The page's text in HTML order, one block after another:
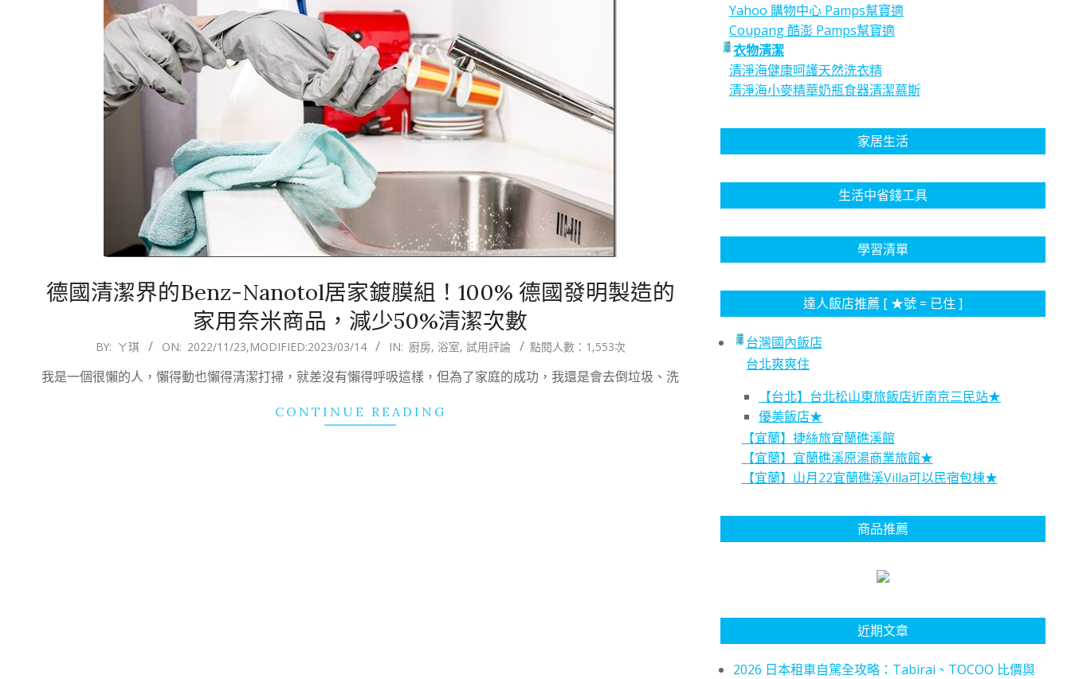
德國清潔界的Benz-Nanotol居家鍍膜組！100% 德國發明製造的
家用奈米商品，減少50%清潔次數
23
BY: ㄚ琪 ON: 2022/11/23,MODIFIED:2023/03/14 IN: 廚房, 浴室, 試用評論 點閱人數：1,553次
我是一個很懶的人，懶得動也懶得清潔打掃，就差沒有懶得呼吸這樣，但為了家庭的成功，我還是會去倒垃圾、洗
CONTINUE READING
Yahoo 購物中心 Pamps幫寶適
Coupang 酷澎 Pamps幫寶適
衣物清潔
清淨海健康呵護天然洗衣精
清淨海小麥精華奶瓶食器清潔慕斯
家居生活
生活中省錢工具
學習清單
達人飯店推薦 [ ★號 = 已住 ]
台灣國內飯店
台北爽爽住
【台北】台北松山東旅飯店近南京三民站★
優美飯店★
【宜蘭】捷絲旅宜蘭礁溪館
【宜蘭】宜蘭礁溪原湯商業旅館★
【宜蘭】山月22宜蘭礁溪Villa可以民宿包棟★
商品推薦
近期文章
2026 日本租車自駕全攻略：Tabirai、TOCOO 比價與